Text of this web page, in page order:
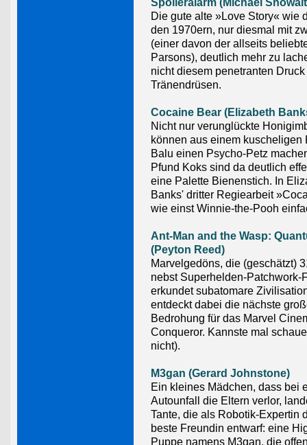
Die gute alte »Love Story« wie
den 1970ern, nur diesmal mit
(einer davon der allseits
Parsons), deutlich mehr zu
nicht diesem penetranten
Tränendrüsen.
Cocaine Bear (Elizabeth
Nicht nur verunglückte
können aus einem kuscheligen
Balu einen Psycho-Petz
Pfund Koks sind da deutlich
eine Palette Bienenstich. In
Banks' dritter Regiearbeit
wie einst Winnie-the-Pooh
Ant-Man and the Wasp:
(Peyton Reed)
Marvelgedöns, die (geschätzt)
nebst Superhelden-Patchwork-
erkundet subatomare
entdeckt dabei die nächste
Bedrohung für das Marvel
Conqueror. Kannste mal
nicht).
M3gan (Gerard Johnstone)
Ein kleines Mädchen, dass bei
Autounfall die Eltern verlor,
Tante, die als Robotik-Expertin
beste Freundin entwarf: eine
Puppe namens M3gan, die